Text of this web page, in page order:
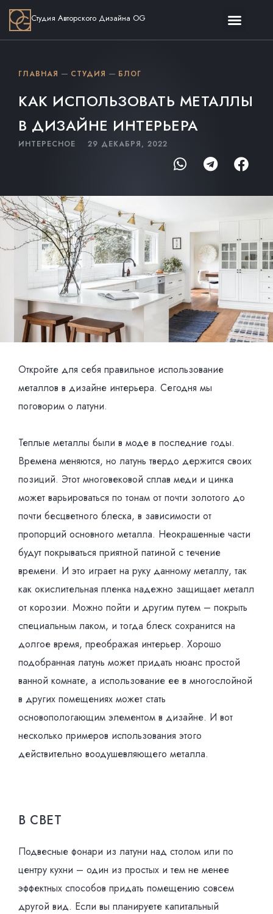
Студия Авторского Дизайна OG
ГЛАВНАЯ СТУДИЯ БЛОГ
КАК ИСПОЛЬЗОВАТЬ МЕТАЛЛЫ
В ДИЗАЙНЕ ИНТЕРЬЕРА
ИНТЕРЕСНОЕ 29 ДЕКАБРЯ, 2022
Откройте для себя правильное использование
металлов в дизайне интерьера. Сегодня мы
поговорим о латуни.
Теплые металлы были в моде в последние годы.
Времена меняются, но латунь твердо держится своих
позиций. Этот многовековой сплав меди и цинка
может варьироваться по тонам от почти золотого до
почти бесцветного блеска, в зависимости от
пропорций основного металла. Неокрашенные части
будут покрываться приятной патиной с течение
времени. И это играет на руку данному металлу, так
как окислительная пленка надежно защищает металл
от корозии. Можно пойти и другим путем – покрыть
специальным лаком, и тогда блеск сохранится на
долгое время, преображая интерьер. Хорошо
подобранная латунь может придать нюанс простой
ванной комнате, а использование ее в многослойной
в других помещениях может стать
основопологающим элементом в дизайне. И вот
несколько примеров использования этого
действительно воодушевляющего металла.
В СВЕТ
Подвесные фонари из латуни над столом или по
центру кухни – один из простых и тем не менее
эффектных способов придать помещению совсем
другой вид. Если вы планируете капитальный